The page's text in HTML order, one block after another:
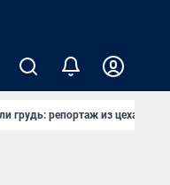
грудь: репортаж из цеха